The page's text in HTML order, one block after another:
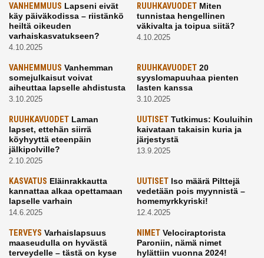
VANHEMMUUS Lapseni eivät
käy päiväkodissa – riistänkö
heiltä oikeuden
varhaiskasvatukseen?
4.10.2025
RUUHKAVUODETMiten
tunnistaa hengellinen
väkivalta ja toipua siitä?
4.10.2025
VANHEMMUUS Vanhemman
somejulkaisut voivat
aiheuttaa lapselle ahdistusta
3.10.2025
RUUHKAVUODET20
syyslomapuuhaa pienten
lasten kanssa
3.10.2025
RUUHKAVUODET Laman
lapset, ettehän siirrä
köyhyyttä eteenpäin
jälkipolville?
2.10.2025
UUTISETTutkimus: Kouluihin
kaivataan takaisin kuria ja
järjestystä
13.9.2025
KASVATUS Eläinrakkautta
kannattaa alkaa opettamaan
lapselle varhain
14.6.2025
UUTISETIso määrä Pilttejä
vedetään pois myynnistä –
homemyrkkyriski!
12.4.2025
TERVEYS Varhaislapsuus
maaseudulla on hyvästä
terveydelle – tästä on kyse
NIMETVelociraptorista
Paroniin, nämä nimet
hylättiin vuonna 2024!